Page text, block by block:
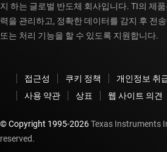
지 하는 글로벌 반도체 회사입니다. TI의 제
력을 관리하고, 정확한 데이터를 감지 후 전
또는 처리 기능을 할 수 있도록 지원합니다.
접근성 쿠키 정책 개인정보 취
사용 약관
상표 웹 사이트 의견
© Copyright 1995-2026Texas Instruments
reserved.